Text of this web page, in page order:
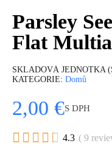
Parsley
Flat
SKLADOVÁ JEDNOTKA
KATEGORIE Domů
2,00 €S DPH
     4.3 ( 9